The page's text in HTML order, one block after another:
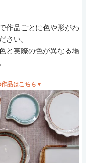
作品ごとに色や形がわ
さい。
と実際の色が異なる場
品はこちら▼